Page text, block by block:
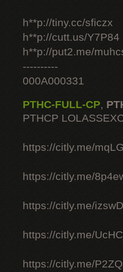
h**p://tiny.cc/sficzx
h**p://cutt.us/Y7P84
h**p://put2.me/
----------
000A000331
PTHC-FULL-CP,
PTHCP
https://citly.me/
https://citly.me/
https://citly.me/izswD
https://citly.me/
https://citly.me/